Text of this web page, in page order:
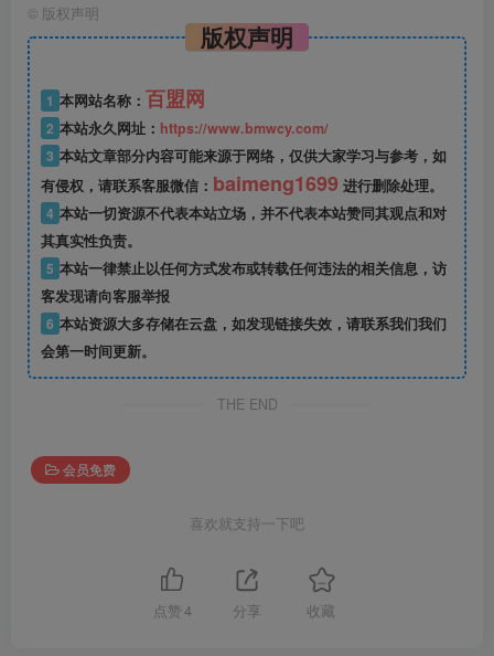
© 版权声明
版权声明
1 本网站名称： 百盟网
2 本站永久网址： https://www.bmwcy.com/
3 本站文章部分内容可能来源于网络，仅供大家学习与参考，如
有侵权，请联系客服微信： baimeng1699 进行删除处理。
4 本站一切资源不代表本站立场，并不代表本站赞同其观点和对
其真实性负责。
5 本站一律禁止以任何方式发布或转载任何违法的相关信息，访
客发现请向客服举报
6 本站资源大多存储在云盘，如发现链接失效，请联系我们我们
会第一时间更新。
THE END
会员免费
喜欢就支持一下吧
点赞 4 分享 收藏